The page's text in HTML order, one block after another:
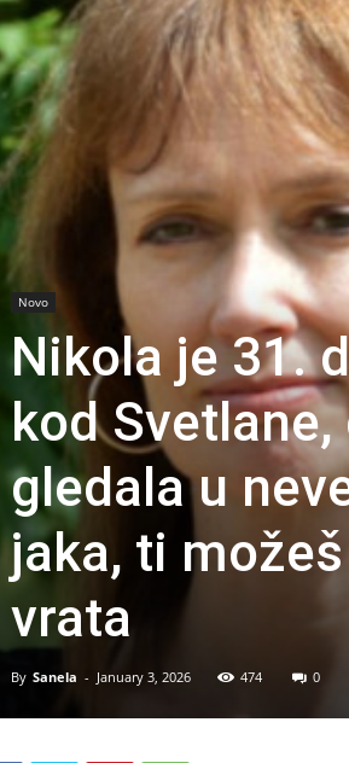
Novo
Nikola je 31.
kod
gledala u
jaka, ti
vrata
By Sanela - January 3, 2026 474 0